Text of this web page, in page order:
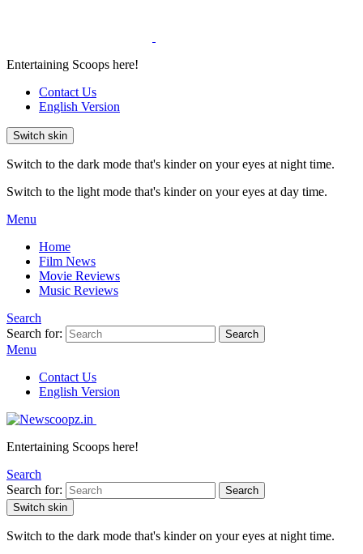
Entertaining Scoops here!
Contact Us
English Version
Switch skin
Switch to the dark mode that's kinder on your eyes at night time.
Switch to the light mode that's kinder on your eyes at day time.
Menu
Home
Film News
Movie Reviews
Music Reviews
Search
Search for:
Search
Menu
Contact Us
English Version
Entertaining Scoops here!
Search
Search for:
Search
Switch skin
Switch to the dark mode that's kinder on your eyes at night time.